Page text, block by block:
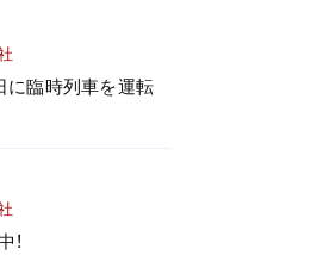
に臨時列車を運転
！